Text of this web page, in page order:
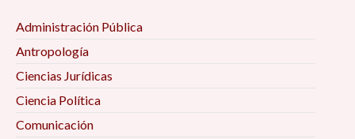
Administración Pública
Antropología
Ciencias Jurídicas
Ciencia Política
Comunicación